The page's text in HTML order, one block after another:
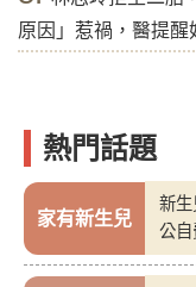
原因」惹禍，醫提醒
熱門話題
家有新生兒
新生
公自